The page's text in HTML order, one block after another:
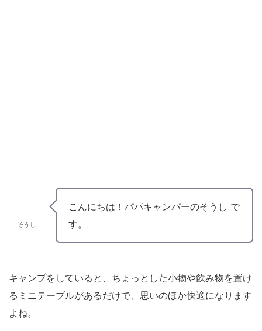
そうし
こんにちは！パパキャンパーのそうし で
す。
キャンプをしていると、ちょっとした小物や飲み物を置け
るミニテーブルがあるだけで、思いのほか快適になります
よね。